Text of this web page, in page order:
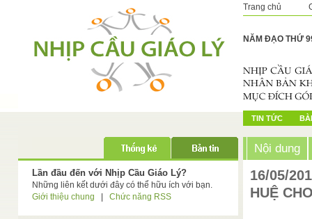
Trang chủ
NĂM ĐẠO THỨ
TIN TỨC
Lần đầu đến với Nhịp Cầu Giáo Lý?
Những liên kết dưới đây có thể hữu ích với bạn.
Giới thiệu chung
Chức năng RSS
Nội dung
16/05/
HUỆ